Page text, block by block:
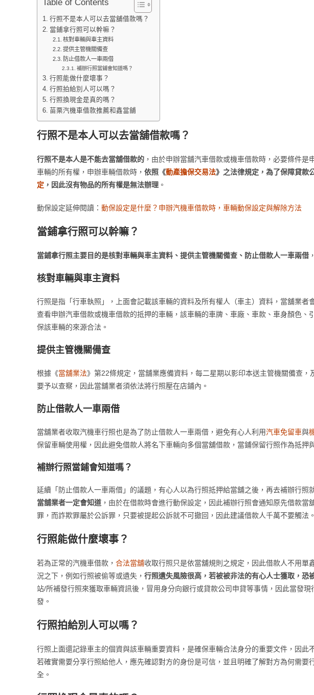
Table of Contents
行照不是本人可以去當舖借款嗎？
當鋪拿行照可以幹嘛？
核對車輛與車主資料
提供主管機關備查
防止借款人一車兩借
補辦行照當鋪會知道嗎？
行照能做什麼壞事？
行照拍給別人可以嗎？
行照換現金是真的嗎？
苗栗汽機車借款推薦和鑫當舖
行照不是本人可以去當舖借款嗎？
行照不是本人是不能去當舖借款的 ，由於申辦當舖汽車借款或機車借款時，必要條件
車輛的所有權，申辦車輛借款時， 依照《動產擔保交易法》之法律規定，為了保障貸款
定 ，因此沒有物品的所有權是無法辦理 。
動保設定延伸閱讀： 動保設定是什麼？申辦汽機車借款時，車輛動保設定與解除方法
當鋪拿行照可以幹嘛？
當鋪拿行照主要目的是核對車輛與車主資料、提供主管機關備查、防止借款人一車兩借
核對車輛與車主資料
行照是指「行車執照」，上面會記載該車輛的資料及所有權人（車主）資料，當舖業者
查看申辦汽車借款或機車借款的抵押的車輛，該車輛的車牌、車廠、車款、車身顏色、
保該車輛的來源合法。
提供主管機關備查
根據《當舖業法》第22條規定，當舖業應備資料，每二星期以影印本送主管機關備查
要予以查察，因此當舖業者須依法將行照壓在店鋪內。
防止借款人一車兩借
當舖業者收取汽機車行照也是為了防止借款人一車兩借，避免有心人利用汽車免留車與
保留車輛使用權，因此避免借款人將名下車輛向多個當舖借款，當鋪保留行照作為抵押
補辦行照當鋪會知道嗎？
延續「防止借款人一車兩借」的議題，有心人以為行照抵押給當舖之後，再去補辦行照
當舖業者一定會知道 ，由於在借款時會進行動保設定，因此補辦行照會通知原先借款
罪，而詐欺罪屬於公訴罪，只要被提起公訴就不可撤回，因此建議借款人千萬不要觸法。
行照能做什麼壞事？
若為正常的汽機車借款， 合法當舖收取行照只是依當舖規則之規定，因此借款人不用
況之下，例如行照被偷等或遺失， 行照遺失風險很高，若被被非法的有心人士獲取，恐
站/所補發行照來獲取車輛資訊後，冒用身分向銀行或貸款公司申貸等事情，因此當發
發。
行照拍給別人可以嗎？
行照上面還記錄車主的個資與該車輛重要資料，是確保車輛合法身分的重要文件，因此
若確實需要分享行照給他人，應先確認對方的身份是可信，並且明確了解對方為何需要
全。